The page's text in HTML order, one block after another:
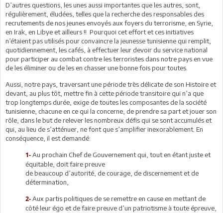
D’autres questions, les unes aussi importantes que les autres, sont,
régulièrement, éludées, telles que la recherche des responsables des
recrutements de nos jeunes envoyés aux foyers du terrorisme, en Syrie,
en Irak, en Libye et ailleurs !! Pourquoi cet effort et ces initiatives
n’étaient pas utilisés pour convaincre la jeunesse tunisienne qui remplit,
quotidiennement, les cafés, à effectuer leur devoir du service national
pour participer au combat contre les terroristes dans notre pays en vue
de les éliminer ou de les en chasser une bonne fois pour toutes.
Aussi, notre pays, traversant une période très délicate de son Histoire et
devant, au plus tôt, mettre fin à cette période transitoire qui n’a que
trop longtemps durée, exige de toutes les composantes de la société
tunisienne, chacune en ce qui la concerne, de prendre sa part et jouer son
rôle, dans le but de relever les nombreux défis qui se sont accumulés et
qui, au lieu de s’atténuer, ne font que s’amplifier inexorablement. En
conséquence, il est demandé:
1- Au prochain Chef de Gouvernement qui, tout en étant juste et
équitable, doit faire preuve
de beaucoup d’autorité, de courage, de discernement et de
détermination,
2- Aux partis politiques de se remettre en cause en mettant de
côté leur égo et de faire preuve d’un patriotisme à toute épreuve,